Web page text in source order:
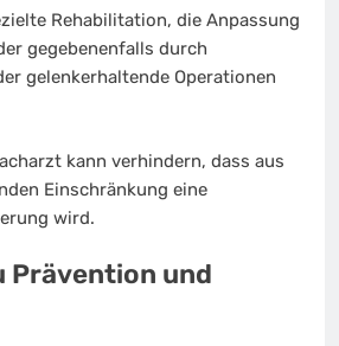
Rehabilitation, die Anpassung
gegebenenfalls durch
gelenkerhaltende Operationen
kann verhindern, dass aus
Einschränkung eine
wird.
Prävention und